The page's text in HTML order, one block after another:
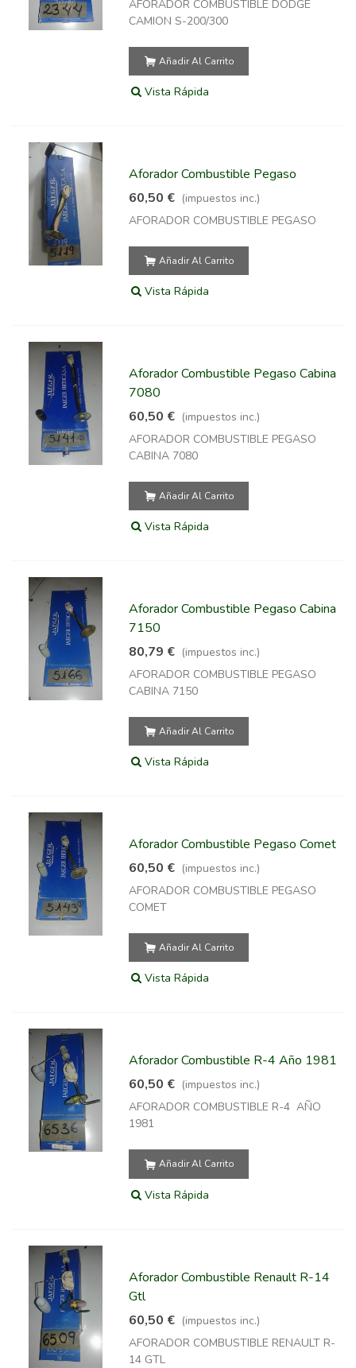
AFORADOR COMBUSTIBLE DODGE
CAMION S-200/300
Añadir Al Carrito
Vista Rápida
Aforador Combustible Pegaso
60,50 € (impuestos inc.)
AFORADOR COMBUSTIBLE PEGASO
Añadir Al Carrito
Vista Rápida
Aforador Combustible Pegaso Cabina
7080
60,50 € (impuestos inc.)
AFORADOR COMBUSTIBLE PEGASO
CABINA 7080
Añadir Al Carrito
Vista Rápida
Aforador Combustible Pegaso Cabina
7150
80,79 € (impuestos inc.)
AFORADOR COMBUSTIBLE PEGASO
CABINA 7150
Añadir Al Carrito
Vista Rápida
Aforador Combustible Pegaso Comet
60,50 € (impuestos inc.)
AFORADOR COMBUSTIBLE PEGASO
COMET
Añadir Al Carrito
Vista Rápida
Aforador Combustible R-4 Año 1981
60,50 € (impuestos inc.)
AFORADOR COMBUSTIBLE R-4 AÑO
1981
Añadir Al Carrito
Vista Rápida
Aforador Combustible Renault R-14
Gtl
60,50 € (impuestos inc.)
AFORADOR COMBUSTIBLE RENAULT R-
14 GTL